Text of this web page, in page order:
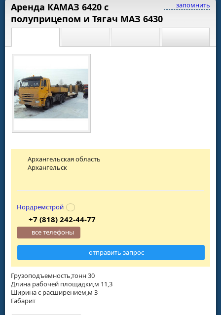
запомнить
Аренда КАМАЗ 6420 с
полуприцепом и Тягач МАЗ 6430
Грузоподъемность,тонн 30
Длина рабочей площадки,м 11,3
Ширина с расширением,м 3
Габарит
Архангельская область
Архангельск
Нордремстрой
+7 (818) 242-44-77
все телефоны
отправить запрос